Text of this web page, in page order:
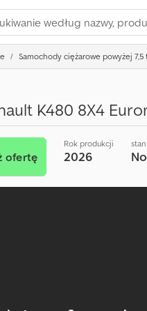
Samochody ciężarowe powyżej 7,5
K480 8X4
ofertę
Rok produkcji
2026
stan